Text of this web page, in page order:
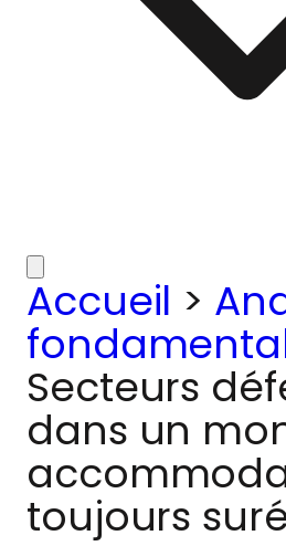
Accueil >
Secteurs
dans un
toujours